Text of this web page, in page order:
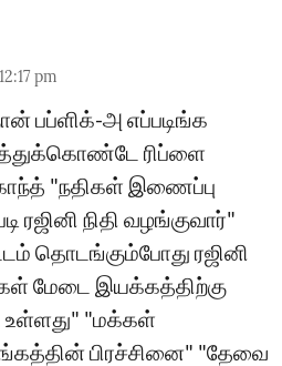
pm
பப்ளிக்-அ எப்படிங்க
ரிப்ளை
"நதிகள் இணைப்பு
ரஜினி நிதி வழங்குவார்"
தொடங்கும்போது ரஜினி
மேடை இயக்கத்திற்கு
உள்ளது" "மக்கள்
பிரச்சினை" "தேவை